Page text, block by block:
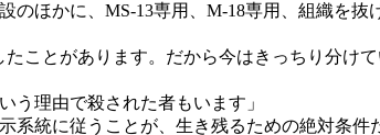
ほかに、MS-13専用、M-18専用、組織を
ことがあります。だから今はきっちり分けて
う理由で殺された者もいます」
統に従うことが、生き残るための絶対条